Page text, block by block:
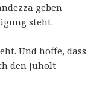
geben
steht.
Und hoffe, dass
den Juholt